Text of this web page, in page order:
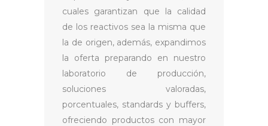
cuales garantizan que la calidad
de los reactivos sea la misma que
la de origen, además, expandimos
la oferta preparando en nuestro
laboratorio de producción,
soluciones valoradas,
porcentuales, standards y buffers,
ofreciendo productos con mayor